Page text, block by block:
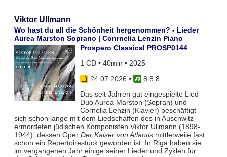
Viktor Ullmann
Wo hast du all die Schönheit hergenommen? - Lieder
Aurea Marston Soprano | Conrnelia Lenzin Piano
Prospero Classical PROSP0144
1 CD • 40min • 2025
24.07.2026 •
8 8 8
Das seit Jahren gut eingespielte Lied-
Duo Aurea Marston (Sopran) und
Cornelia Lenzin (Klavier) beschäftigt
sich schon lange mit dem Liedschaffen des in Auschwitz
ermordeten jüdischen Komponisten Viktor Ullmann (1898-
1944), dessen Oper Der Kaiser von Atlantismittlerweile fast
schon ein Repertoirestück geworden ist. In Riga haben sie
im vergangenen Jahr einige seiner Lieder und Zyklen für